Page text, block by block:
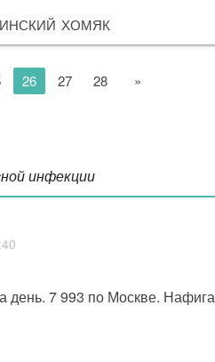
хомяк
26 27 28 »
инфекции
день. 7 993 по Москве.